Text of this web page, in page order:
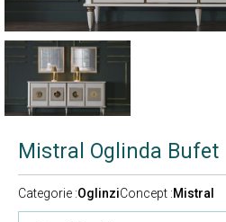
Mistral Oglinda Bufet
Categorie :OglinziConcept :Mistral